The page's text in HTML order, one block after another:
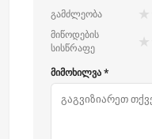
გამძლეობა ★
მიწოდების
სისწრაფე
★
მიმოხილვა *